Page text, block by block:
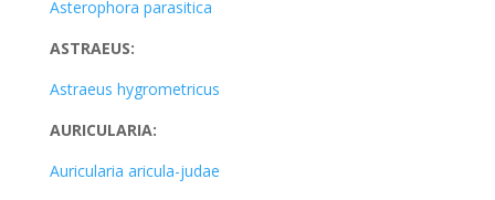
Asterophora parasitica
ASTRAEUS:
Astraeus hygrometricus
AURICULARIA:
Auricularia aricula-judae